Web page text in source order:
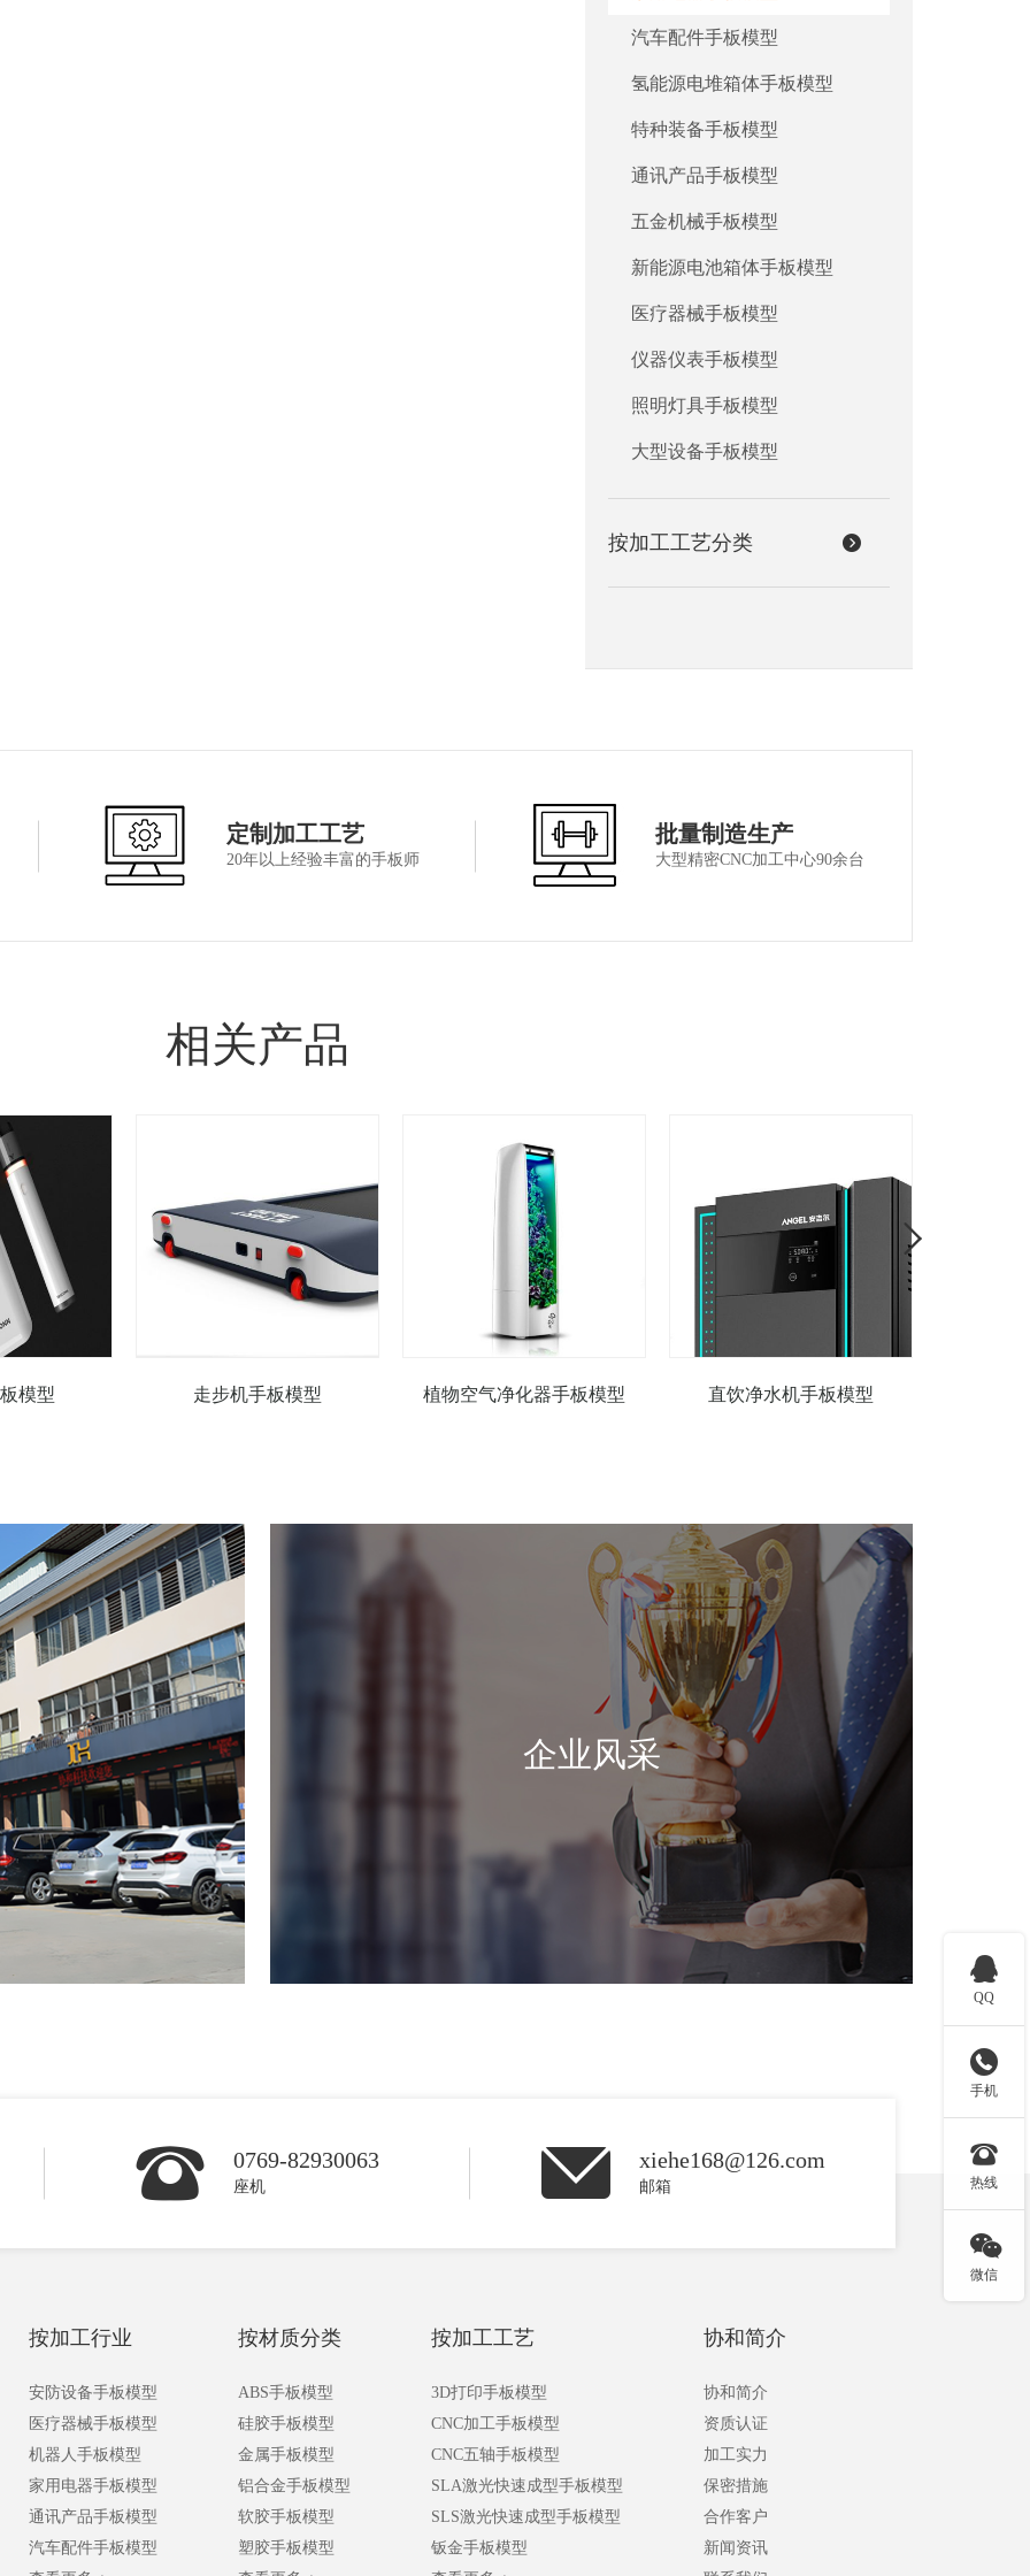
汽车配件手板模型
氢能源电堆箱体手板模型
特种装备手板模型
通讯产品手板模型
五金机械手板模型
新能源电池箱体手板模型
医疗器械手板模型
仪器仪表手板模型
照明灯具手板模型
大型设备手板模型
按加工工艺分类
定制加工工艺
20年以上经验丰富的手板师
批量制造生产
大型精密CNC加工中心90余台
相关产品
模型 走步机手板模型 植物空气净化器手板模型 直饮净水机手板模型
企业风采
0769-82930063
座机
xiehe168@126.com
邮箱
按加工行业
安防设备手板模型
医疗器械手板模型
机器人手板模型
家用电器手板模型
通讯产品手板模型
汽车配件手板模型
按材质分类
ABS手板模型
硅胶手板模型
金属手板模型
铝合金手板模型
软胶手板模型
塑胶手板模型
按加工工艺
3D打印手板模型
CNC加工手板模型
CNC五轴手板模型
SLA激光快速成型手板模型
SLS激光快速成型手板模型
钣金手板模型
协和简介
协和简介
资质认证
加工实力
保密措施
合作客户
新闻资讯

QQ

手机

热线

微信